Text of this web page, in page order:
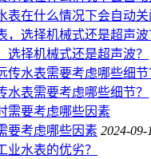
表在什么情况下会自动关
选择机械式还是超声波？
水表需要考虑哪些细节？
要考虑哪些因素 2024-09-